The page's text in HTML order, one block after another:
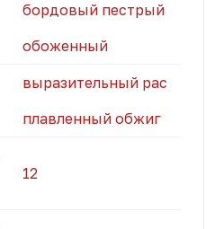
бордовый пестрый
обоженный
выразительный рас
плавленный обжиг
12